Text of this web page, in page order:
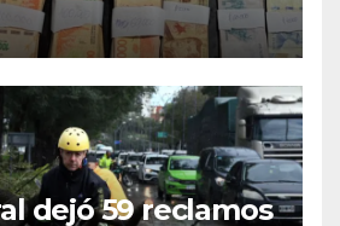
dejó 59 reclamos